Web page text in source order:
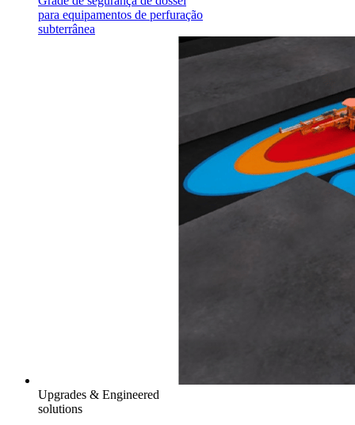
para equipamentos de perfuração
subterrânea
Upgrades & Engineered
solutions